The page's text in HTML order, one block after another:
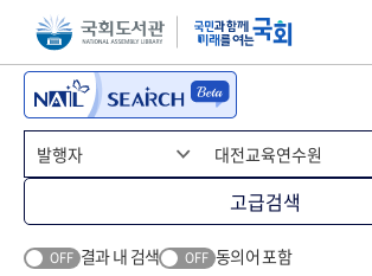
본문 바로가기주메뉴 바로가기
고급검색
OFF 결과 내 검색 OFF 동의어 포함